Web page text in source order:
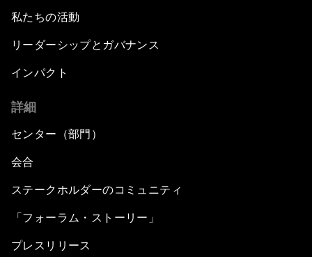
私たちの活動
リーダーシップとガバナンス
インパクト
詳細
センター（部門）
会合
ステークホルダーのコミュニティ
「フォーラム・ストーリー」
プレスリリース